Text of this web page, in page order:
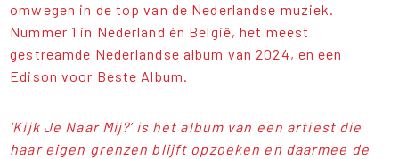
omwegen in de top van de Nederlandse muziek.
Nummer 1 in Nederland én België, het meest
gestreamde Nederlandse album van 2024, en een
Edison voor Beste Album.
‘Kijk Je Naar Mij?’ is het album van een artiest die
haar eigen grenzen blijft opzoeken en daarmee de